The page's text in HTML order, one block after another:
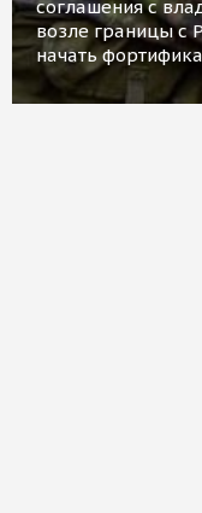
соглашения с
возле границы с
начать